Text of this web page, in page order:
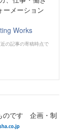
ーメーション
Works
の記事の寄稿時点で
のです 企画・制